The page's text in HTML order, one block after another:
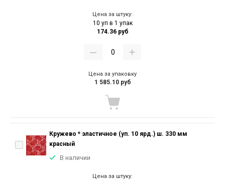
Цена за штуку:
10 уп в 1 упак
174.36 руб
Цена за упаковку
1 585.10 руб
Кружево * эластичное (уп. 10 ярд.) ш. 330 мм
красный
В наличии
Цена за штуку: